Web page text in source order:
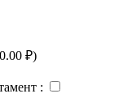
₽)
: